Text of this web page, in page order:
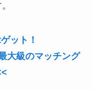
ット！
大級のマッチング